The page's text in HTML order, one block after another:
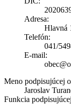
Adresa:
Hlavná
Telefón:
041/
E-mail:
Meno podpisujúcej
Jaroslav
Funkcia